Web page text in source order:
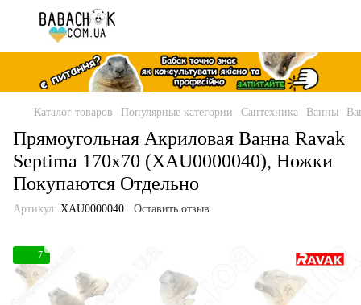
Каталог товаров Популярные категории Сантехника Ванны
Прямоугольная Акриловая Ванна Ravak
Septima 170x70 (XAU0000040), Ножки
Покупаются Отдельно
Артикул: XAU0000040 Оставить отзыв
7